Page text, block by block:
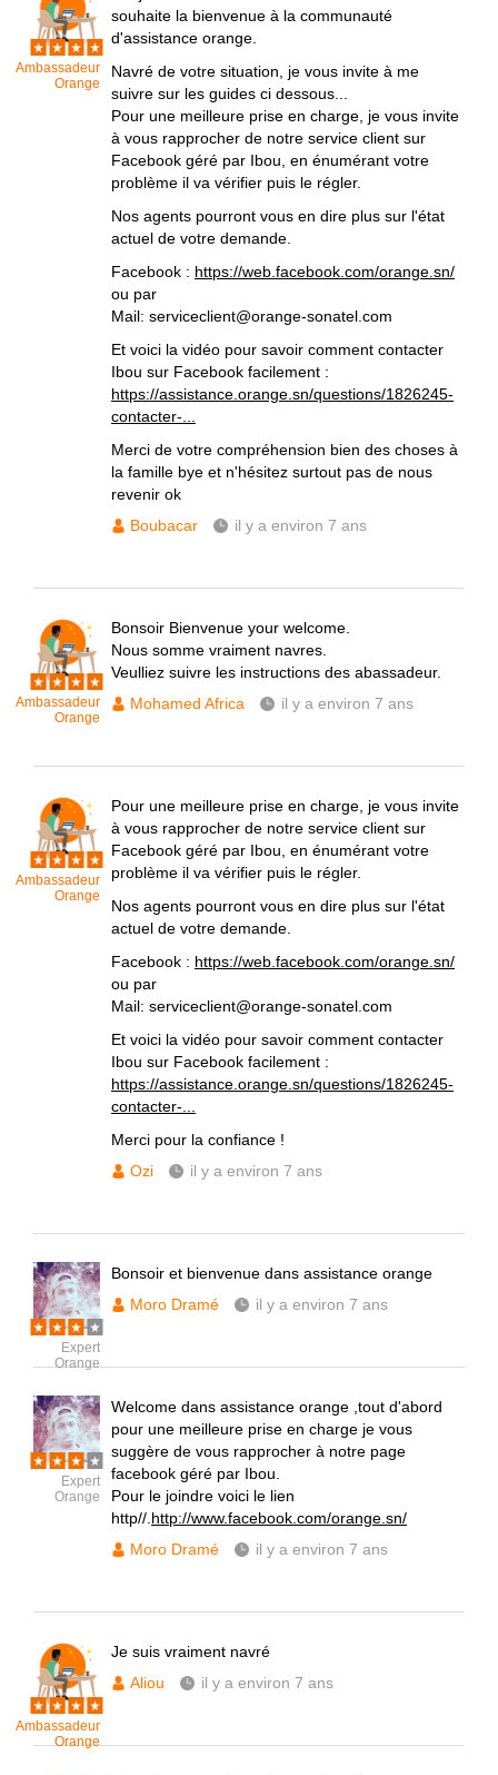
Ambassadeur
Orange
souhaite la bienvenue à la communauté
d'assistance orange.
Navré de votre situation, je vous invite à me
suivre sur les guides ci dessous...
Pour une meilleure prise en charge, je vous invite
à vous rapprocher de notre service client sur
Facebook géré par Ibou, en énumérant votre
problème il va vérifier puis le régler.
Nos agents pourront vous en dire plus sur l'état
actuel de votre demande.
Facebook : https://web.facebook.com/orange.sn/
ou par
Mail: serviceclient@orange-sonatel.com
Et voici la vidéo pour savoir comment contacter
Ibou sur Facebook facilement :
https://assistance.orange.sn/questions/1826245-
contacter-...
Merci de votre compréhension bien des choses à
la famille bye et n'hésitez surtout pas de nous
revenir ok
Boubacar
il y a environ 7 ans
Ambassadeur
Orange
Bonsoir Bienvenue your welcome.
Nous somme vraiment navres.
Veulliez suivre les instructions des abassadeur.
Mohamed Africa
il y a environ 7 ans
Ambassadeur
Orange
Pour une meilleure prise en charge, je vous invite
à vous rapprocher de notre service client sur
Facebook géré par Ibou, en énumérant votre
problème il va vérifier puis le régler.
Nos agents pourront vous en dire plus sur l'état
actuel de votre demande.
Facebook : https://web.facebook.com/orange.sn/
ou par
Mail: serviceclient@orange-sonatel.com
Et voici la vidéo pour savoir comment contacter
Ibou sur Facebook facilement :
https://assistance.orange.sn/questions/1826245-
contacter-...
Merci pour la confiance !
Ozi
il y a environ 7 ans
Expert
Orange
Bonsoir et bienvenue dans assistance orange
Moro Dramé
il y a environ 7 ans
Expert
Orange
Welcome dans assistance orange ,tout d'abord
pour une meilleure prise en charge je vous
suggère de vous rapprocher à notre page
facebook géré par Ibou.
Pour le joindre voici le lien
http//. http://www.facebook.com/orange.sn/
Moro Dramé
il y a environ 7 ans
Ambassadeur
Orange
Je suis vraiment navré
Aliou
il y a environ 7 ans